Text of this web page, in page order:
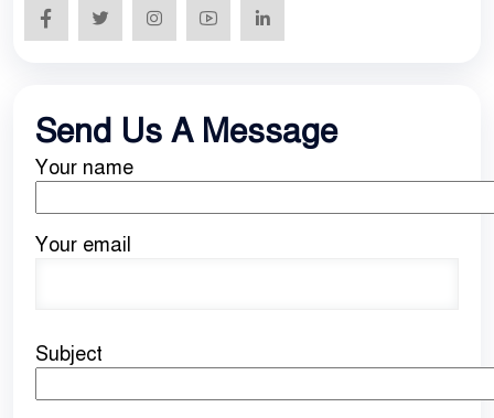
Send Us A Message
Your name
Your email
Subject